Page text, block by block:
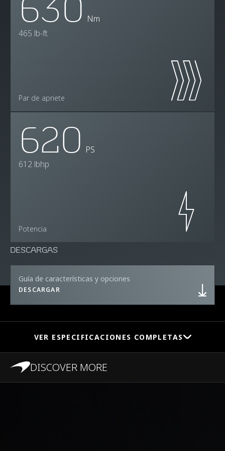
Nm
465 lb-ft
Par de apriete
620 PS
612 lbhp
Potencia
DESCARGAS
Guía de características y opciones
DESCARGAR
VER ESPECIFICACIONES COMPLETAS
DISCOVER MORE